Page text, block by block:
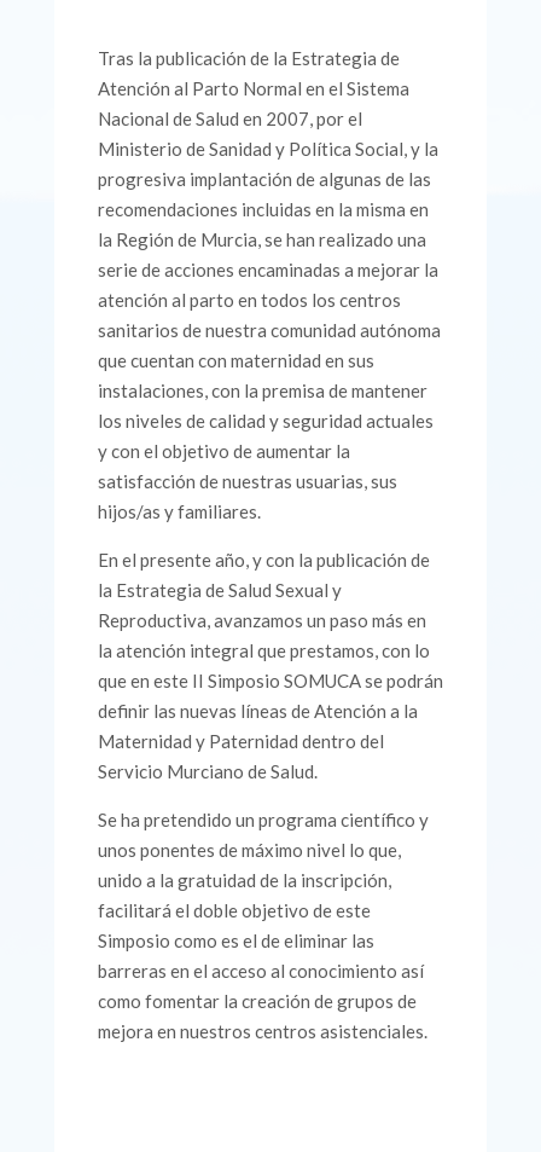
Tras la publicación de la Estrategia de
Atención al Parto Normal en el Sistema
Nacional de Salud en 2007, por el
Ministerio de Sanidad y Política Social, y la
progresiva implantación de algunas de las
recomendaciones incluidas en la misma en
la Región de Murcia, se han realizado una
serie de acciones encaminadas a mejorar la
atención al parto en todos los centros
sanitarios de nuestra comunidad autónoma
que cuentan con maternidad en sus
instalaciones, con la premisa de mantener
los niveles de calidad y seguridad actuales
y con el objetivo de aumentar la
satisfacción de nuestras usuarias, sus
hijos/as y familiares.
En el presente año, y con la publicación de
la Estrategia de Salud Sexual y
Reproductiva, avanzamos un paso más en
la atención integral que prestamos, con lo
que en este II Simposio SOMUCA se podrán
definir las nuevas líneas de Atención a la
Maternidad y Paternidad dentro del
Servicio Murciano de Salud.
Se ha pretendido un programa científico y
unos ponentes de máximo nivel lo que,
unido a la gratuidad de la inscripción,
facilitará el doble objetivo de este
Simposio como es el de eliminar las
barreras en el acceso al conocimiento así
como fomentar la creación de grupos de
mejora en nuestros centros asistenciales.